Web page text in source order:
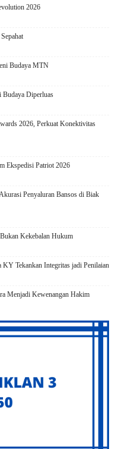
2026
Budaya MTN
Budaya Diperluas
2026, Perkuat Konektivitas
Ekspedisi Patriot 2026
Penyaluran Bansos di Biak
Kekebalan Hukum
Tekankan Integritas jadi Penilaian
Menjadi Kewenangan Hakim